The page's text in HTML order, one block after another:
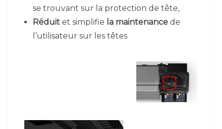
se trouvant sur la protection de tête,
Réduit et simplifie la maintenance de
l’utilisateur sur les têtes